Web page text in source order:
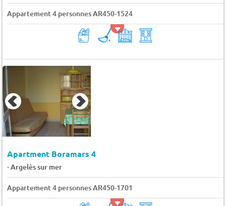
Appartement 4 personnes AR450-1524
Apartment Boramars 4
-Argelès sur mer
Appartement 4 personnes AR450-1701